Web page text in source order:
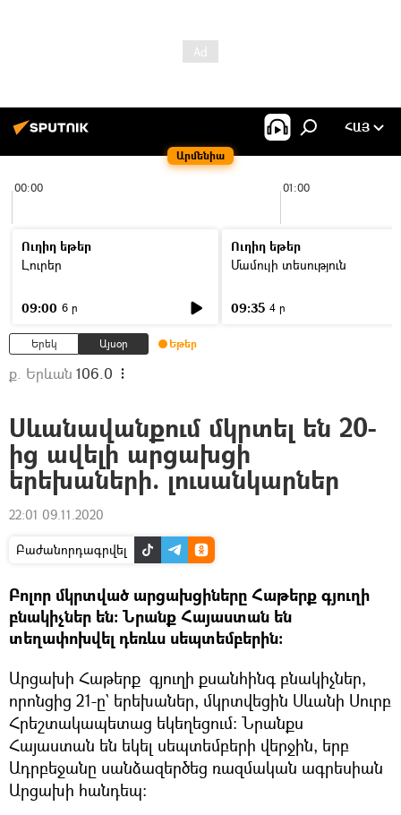
Արմենիա
ՀԱՅ
00:00 01:00
Ուղիղ եթեր
Լուրեր
09:00 6 ր
Ուղիղ եթեր
Մամուլի տեսություն
09:35 4 ր
Երեկ Այսօր Եթեր
ք. Երևան 106.0
Սևանավանքում մկրտել են 20-
ից ավելի արցախցի
երեխաների. լուսանկարներ
22:01 09.11.2020
Բաժանորդագրվել
Բոլոր մկրտված արցախցիները Հաթերք գյուղի
բնակիչներ են։ Նրանք Հայաստան են
տեղափոխվել դեռևս սեպտեմբերին։
Արցախի Հաթերք գյուղի քսանհինգ բնակիչներ,
որոնցից 21-ը` երեխաներ, մկրտվեցին Սևանի Սուրբ
Հրեշտակապետաց եկեղեցում։ Նրանքս
Հայաստան են եկել սեպտեմբերի վերջին, երբ
Ադրբեջանը սանձազերծեց ռազմական ագրեսիան
Արցախի հանդեպ։